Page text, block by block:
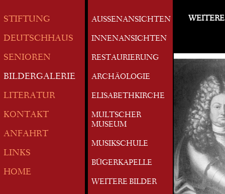
STIFTUNG
DEUTSCHHAUS
SENIOREN
BILDERGALERIE
LITERATUR
KONTAKT
ANFAHRT
LINKS
HOME
AUSSENANSICHTEN
INNENANSICHTEN
RESTAURIERUNG
ARCHÄOLOGIE
ELISABETHKIRCHE
MULTSCHER
MUSEUM
MUSIKSCHULE
BÜGERKAPELLE
WEITERE BILDER